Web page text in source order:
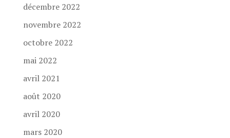
décembre 2022
novembre 2022
octobre 2022
mai 2022
avril 2021
août 2020
avril 2020
mars 2020